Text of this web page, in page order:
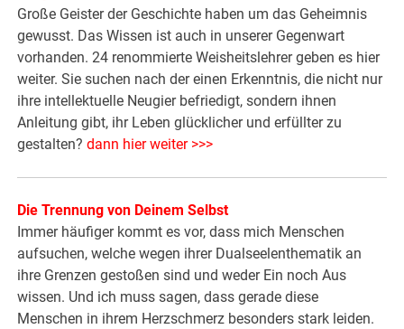
Große Geister der Geschichte haben um das Geheimnis
gewusst. Das Wissen ist auch in unserer Gegenwart
vorhanden. 24 renommierte Weisheitslehrer geben es hier
weiter. Sie suchen nach der einen Erkenntnis, die nicht nur
ihre intellektuelle Neugier befriedigt, sondern ihnen
Anleitung gibt, ihr Leben glücklicher und erfüllter zu
gestalten?dann hier weiter >>>
Die Trennung von Deinem Selbst
Immer häufiger kommt es vor, dass mich Menschen
aufsuchen, welche wegen ihrer Dualseelenthematik an
ihre Grenzen gestoßen sind und weder Ein noch Aus
wissen. Und ich muss sagen, dass gerade diese
Menschen in ihrem Herzschmerz besonders stark leiden.